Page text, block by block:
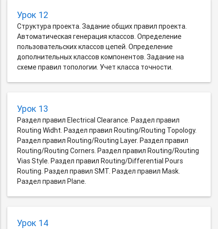
Урок 12
Структура проекта. Задание общих правил проекта.
Автоматическая генерация классов. Определение
пользовательских классов цепей. Определение
дополнительных классов компонентов. Задание на
схеме правил топологии. Учет класса точности.
Урок 13
Раздел правил Electrical Clearance. Раздел правил
Routing Widht. Раздел правил Routing/Routing Topology.
Раздел правил Routing/Routing Layer. Раздел правил
Routing/Routing Corners. Раздел правил Routing/Routing
Vias Style. Раздел правил Routing/Differential Pours
Routing. Раздел правил SMT. Раздел правил Mask.
Раздел правил Plane.
Урок 14